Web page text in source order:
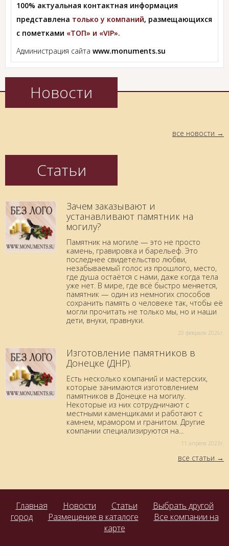
100% актуальная контактная информация
представлена только у компаний, размещающихся
с пометками «ТОП» и «VIP».
Администрация сайта www.monuments.su
Новости
все новости
Статьи
Зачем заказывают и
устанавливают памятник на
могилу?
Памятник на могиле — это не просто
камень, гравировка и барельеф. Это
последнее свидетельство любви,
незабываемый голос из прошлого, место,
где душа остаётся с нами, даже когда тела
уже нет. В мире, где всё быстро меняется,
памятник — один из немногих способов
сохранить память о человеке так, чтобы её
могли прочитать не только мы, но и наши
дети, внуки, правнуки.
20 февраля 2026г.
Изготовление памятников в
Донецке (ДНР).
Есть несколько компаний и мастерских,
которые занимаются изготовлением
памятников в Донецке на могилу.
Некоторые из них сотрудничают с
местными каменщиками и работают с
камнем, мрамором и гранитом. Другие
компании специализируются на...
11 aпреля 2023г.
все статьи
Главная Новости Статьи
Выбрать другой
город
Размещение в каталоге
Все компании на
карте